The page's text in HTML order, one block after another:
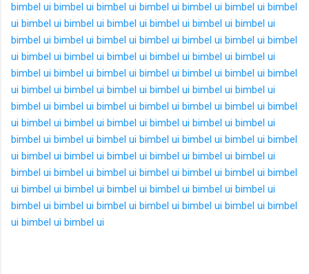
bimbel ui bimbel ui bimbel ui bimbel ui bimbel ui bimbel ui bimbel
ui bimbel ui bimbel ui bimbel ui bimbel ui bimbel ui bimbel ui
bimbel ui bimbel ui bimbel ui bimbel ui bimbel ui bimbel ui bimbel
ui bimbel ui bimbel ui bimbel ui bimbel ui bimbel ui bimbel ui
bimbel ui bimbel ui bimbel ui bimbel ui bimbel ui bimbel ui bimbel
ui bimbel ui bimbel ui bimbel ui bimbel ui bimbel ui bimbel ui
bimbel ui bimbel ui bimbel ui bimbel ui bimbel ui bimbel ui bimbel
ui bimbel ui bimbel ui bimbel ui bimbel ui bimbel ui bimbel ui
bimbel ui bimbel ui bimbel ui bimbel ui bimbel ui bimbel ui bimbel
ui bimbel ui bimbel ui bimbel ui bimbel ui bimbel ui bimbel ui
bimbel ui bimbel ui bimbel ui bimbel ui bimbel ui bimbel ui bimbel
ui bimbel ui bimbel ui bimbel ui bimbel ui bimbel ui bimbel ui
bimbel ui bimbel ui bimbel ui bimbel ui bimbel ui bimbel ui bimbel
ui bimbel ui bimbel ui